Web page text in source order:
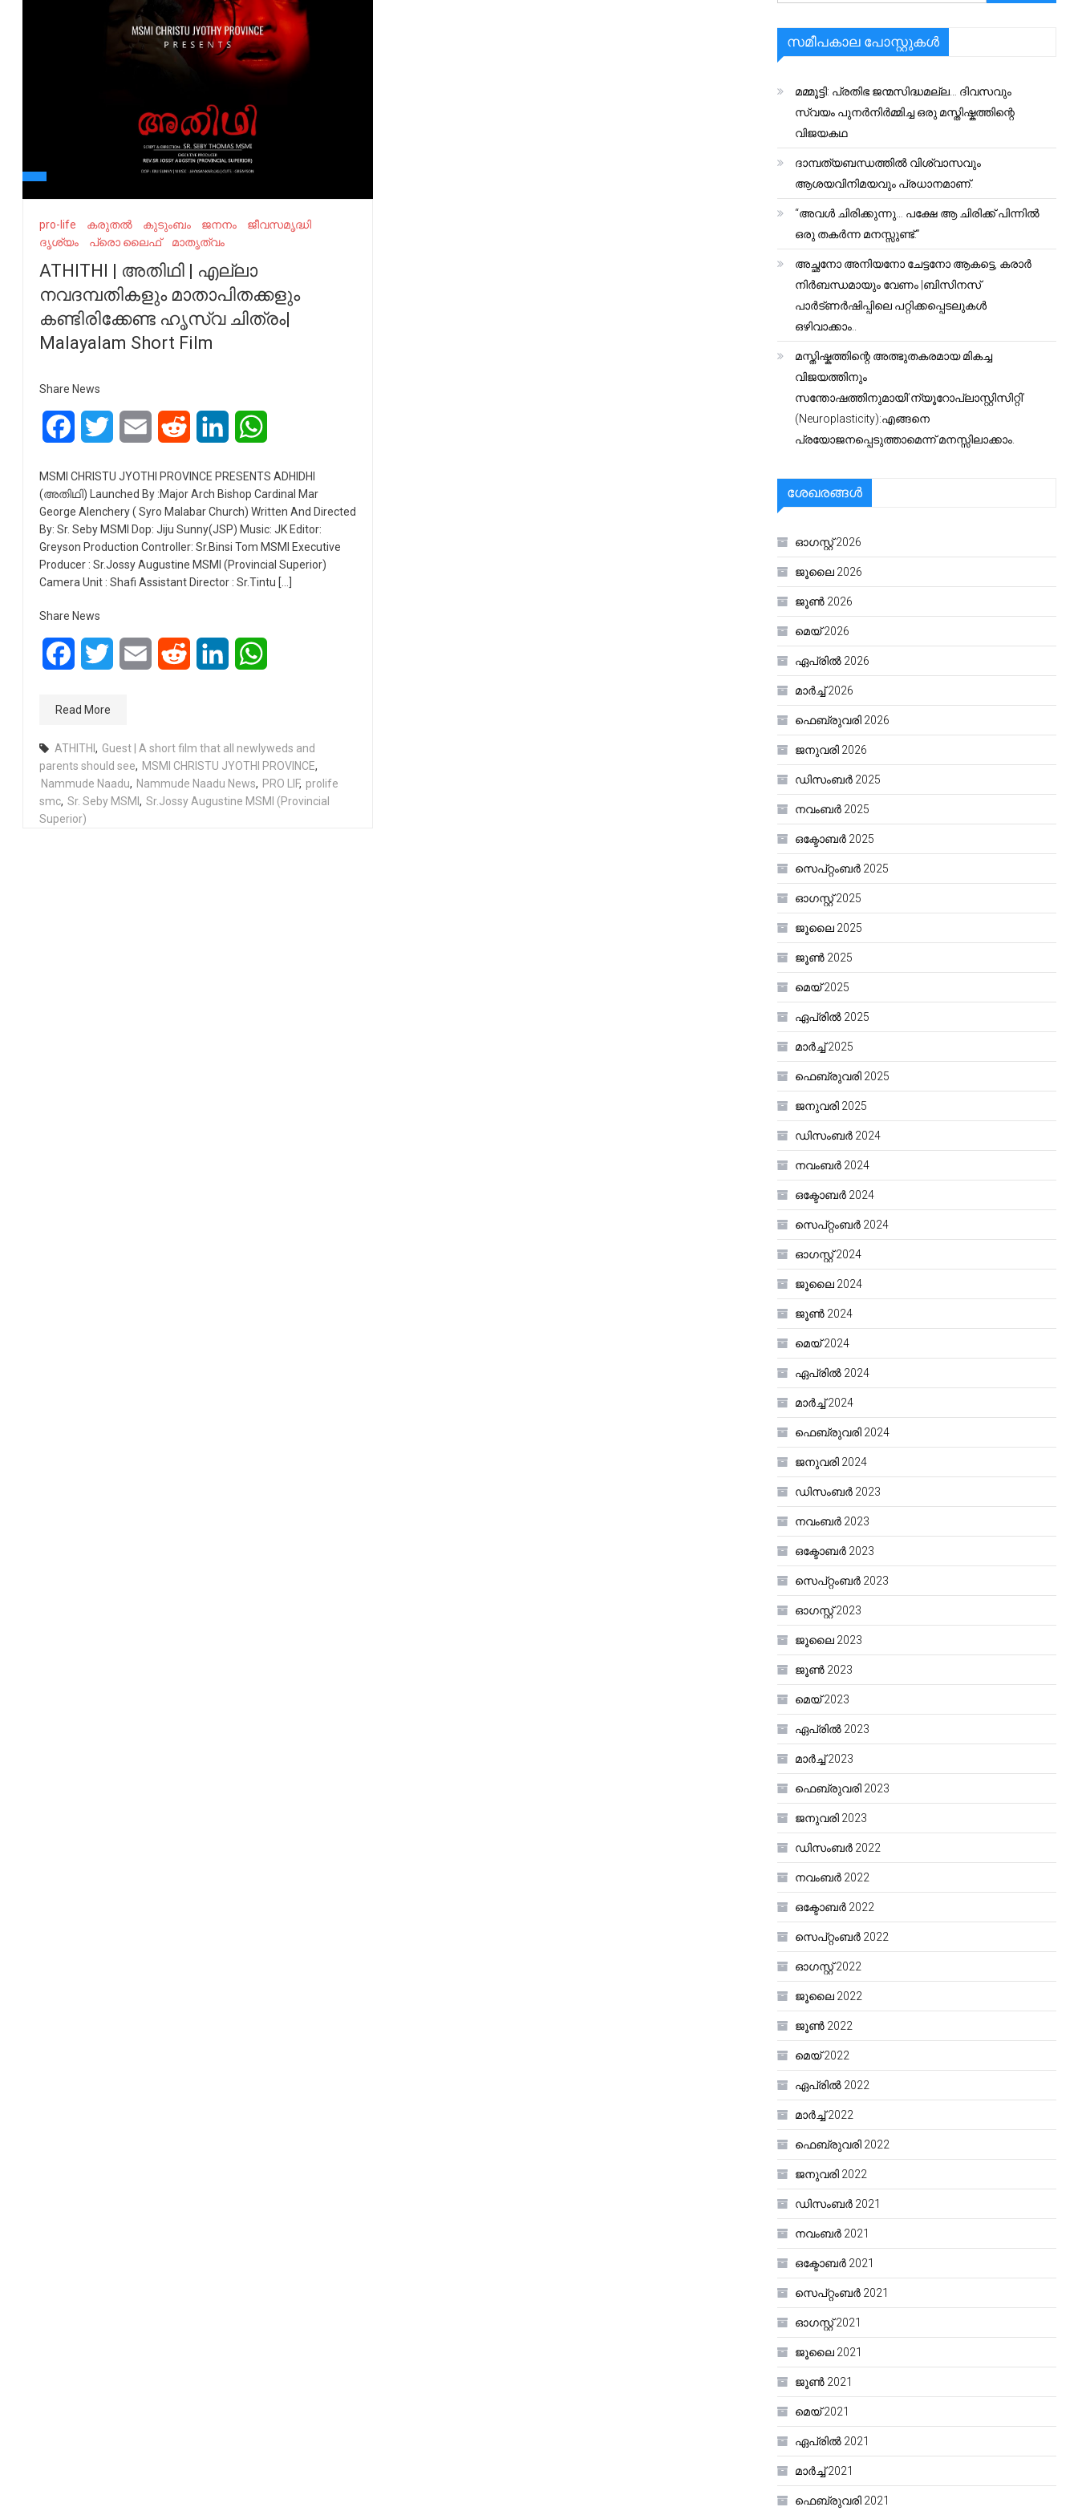
pro-life കരുതൽ കുടുംബം ജനനം
ജീവസമൃദ്ധി
ദൃശ്യം
പ്രൊ ലൈഫ് മാതൃത്വം
ATHITHI | അതിഥി | എല്ലാ
നവദമ്പതികളും മാതാപിതക്കളും
കണ്ടിരിക്കേണ്ട ഹൃസ്വ ചിത്രം|
Malayalam Short Film
Share News
FacebookTwitter Email Reddit LinkedIn
MSMI CHRISTU JYOTHI PROVINCE PRESENTS ADHIDHI
(അതിഥി) Launched By :Major Arch Bishop Cardinal Mar
George Alenchery ( Syro Malabar Church) Written And Directed
By: Sr. Seby MSMI Dop: Jiju Sunny(JSP) Music: JK Editor:
Greyson Production Controller: Sr.Binsi Tom MSMI Executive
Producer : Sr.Jossy Augustine MSMI (Provincial Superior)
Camera Unit : Shafi Assistant Director : Sr.Tintu […]
Share News
FacebookTwitter Email Reddit LinkedIn
Read More
ATHITHI , Guest | A short film that all newlyweds and
parents should see, MSMI CHRISTU JYOTHI PROVINCE,
Nammude Naadu, Nammude Naadu News, PRO LIF, prolife
smc, Sr. Seby MSMI , Sr.Jossy Augustine MSMI (Provincial
Superior)
സമീപകാല പോസ്റ്റുകൾ
മമ്മൂട്ടി: പ്രതിഭ ജന്മസിദ്ധമല്ല… ദിവസവും
സ്വയം പുനർനിർമ്മിച്ച ഒരു മസ്തിഷ്കത്തിന്റെ
വിജയകഥ
ദാമ്പത്യബന്ധത്തിൽ വിശ്വാസവും
ആശയവിനിമയവും പ്രധാനമാണ്.
“അവൾ ചിരിക്കുന്നു… പക്ഷേ ആ ചിരിക്ക് പിന്നിൽ
ഒരു തകർന്ന മനസ്സുണ്ട്.”
അച്ഛനോ അനിയനോ ചേട്ടനോ ആകട്ടെ, കരാർ
നിർബന്ധമായും വേണം |ബിസിനസ്
പാർട്ണർഷിപ്പിലെ പറ്റിക്കപ്പെടലുകൾ
ഒഴിവാക്കാം..
മസ്തിഷ്കത്തിന്റെ അത്ഭുതകരമായ മികച്ച
വിജയത്തിനും
സന്തോഷത്തിനുമായി’ന്യൂറോപ്ലാസ്റ്റിസിറ്റി’
(Neuroplasticity):എങ്ങനെ
പ്രയോജനപ്പെടുത്താമെന്ന് മനസ്സിലാക്കാം.
ശേഖരങ്ങൾ
ഓഗസ്റ്റ്‌ 2026
ജൂലൈ 2026
ജൂൺ 2026
മെയ്‌ 2026
ഏപ്രിൽ 2026
മാർച്ച്‌ 2026
ഫെബ്രുവരി 2026
ജനുവരി 2026
ഡിസംബർ 2025
നവംബർ 2025
ഒക്ടോബർ 2025
സെപ്റ്റംബർ 2025
ഓഗസ്റ്റ്‌ 2025
ജൂലൈ 2025
ജൂൺ 2025
മെയ്‌ 2025
ഏപ്രിൽ 2025
മാർച്ച്‌ 2025
ഫെബ്രുവരി 2025
ജനുവരി 2025
ഡിസംബർ 2024
നവംബർ 2024
ഒക്ടോബർ 2024
സെപ്റ്റംബർ 2024
ഓഗസ്റ്റ്‌ 2024
ജൂലൈ 2024
ജൂൺ 2024
മെയ്‌ 2024
ഏപ്രിൽ 2024
മാർച്ച്‌ 2024
ഫെബ്രുവരി 2024
ജനുവരി 2024
ഡിസംബർ 2023
നവംബർ 2023
ഒക്ടോബർ 2023
സെപ്റ്റംബർ 2023
ഓഗസ്റ്റ്‌ 2023
ജൂലൈ 2023
ജൂൺ 2023
മെയ്‌ 2023
ഏപ്രിൽ 2023
മാർച്ച്‌ 2023
ഫെബ്രുവരി 2023
ജനുവരി 2023
ഡിസംബർ 2022
നവംബർ 2022
ഒക്ടോബർ 2022
സെപ്റ്റംബർ 2022
ഓഗസ്റ്റ്‌ 2022
ജൂലൈ 2022
ജൂൺ 2022
മെയ്‌ 2022
ഏപ്രിൽ 2022
മാർച്ച്‌ 2022
ഫെബ്രുവരി 2022
ജനുവരി 2022
ഡിസംബർ 2021
നവംബർ 2021
ഒക്ടോബർ 2021
സെപ്റ്റംബർ 2021
ഓഗസ്റ്റ്‌ 2021
ജൂലൈ 2021
ജൂൺ 2021
മെയ്‌ 2021
ഏപ്രിൽ 2021
മാർച്ച്‌ 2021
ഫെബ്രുവരി 2021